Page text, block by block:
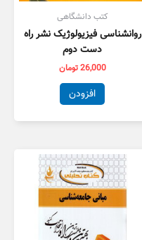
کتب دانشگاهی
روانشناسی فیزیولوژیک نشر راه
دست دوم
26,000تومان
افزودن